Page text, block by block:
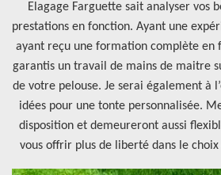
Elagage Farguette sait analyser vos
prestations en fonction. Ayant une
ayant reçu une formation complète en
garantis un travail de mains de maitre
de votre pelouse. Je serai également à
idées pour une tonte personnalisée.
disposition et demeureront aussi
vous offrir plus de liberté dans le choix